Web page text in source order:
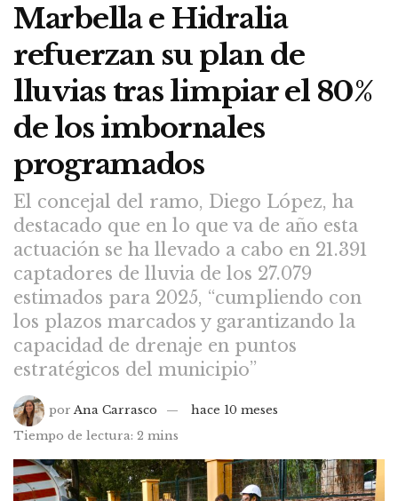
Marbella e Hidralia
refuerzan su plan de
lluvias tras limpiar el 80%
de los imbornales
programados
El concejal del ramo, Diego López, ha
destacado que en lo que va de año esta
actuación se ha llevado a cabo en 21.391
captadores de lluvia de los 27.079
estimados para 2025, “cumpliendo con
los plazos marcados y garantizando la
capacidad de drenaje en puntos
estratégicos del municipio”
por Ana Carrasco
hace 10 meses
Tiempo de lectura: 2 mins